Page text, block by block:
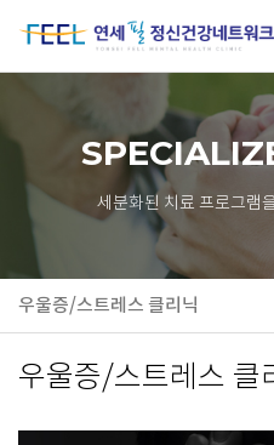
세분화된 치료 프로그램
우울증/스트레스 클리닉
우울증/스트레스 클